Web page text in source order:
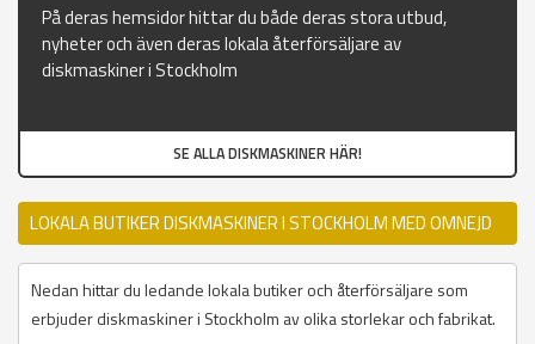
På deras hemsidor hittar du både deras stora utbud,
nyheter och även deras lokala återförsäljare av
diskmaskiner i Stockholm
SE ALLA DISKMASKINER HÄR!
LOKALA BUTIKER DISKMASKINER I STOCKHOLM MED OMNEJD
Nedan hittar du ledande lokala butiker och återförsäljare som
erbjuder diskmaskiner i Stockholm av olika storlekar och fabrikat.